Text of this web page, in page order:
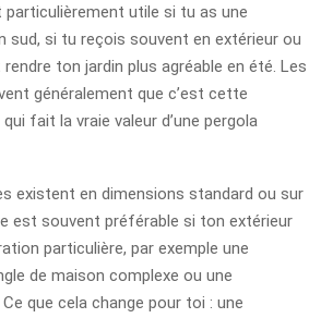
particulièrement utile si tu as une
sud, si tu reçois souvent en extérieur ou
ton jardin plus agréable en été. Les
généralement que c’est cette
fait la vraie valeur d’une pergola
existent en dimensions standard ou sur
est souvent préférable si ton extérieur
particulière, par exemple une
de maison complexe ou une
que cela change pour toi : une